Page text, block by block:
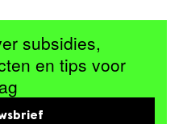
subsidies,
en tips voor